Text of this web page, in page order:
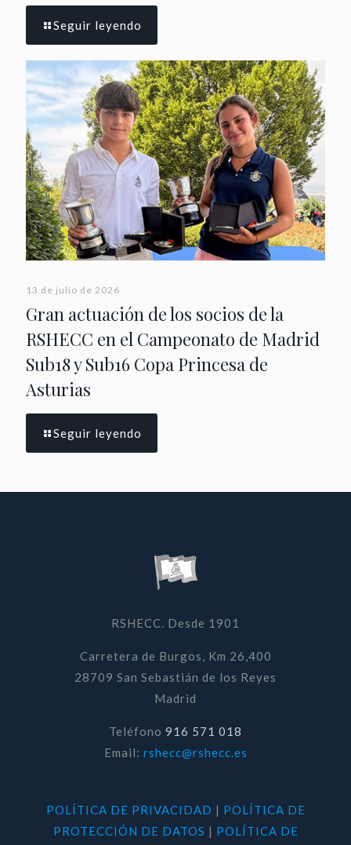
Seguir leyendo
13 de julio de 2026
Gran actuación de los socios de la
RSHECC en el Campeonato de Madrid
Sub18 y Sub16 Copa Princesa de
Asturias
Seguir leyendo
RSHECC. Desde 1901
Carretera de Burgos, Km 26,400
28709 San Sebastián de los Reyes
Madrid
Teléfono 916 571 018
Email: rshecc@rshecc.es
POLÍTICA DE PRIVACIDAD | POLÍTICA DE
PROTECCIÓN DE DATOS | POLÍTICA DE